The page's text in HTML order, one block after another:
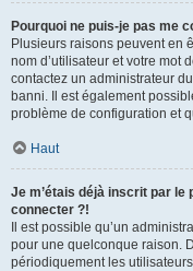
Pourquoi ne puis-je pas me
Plusieurs raisons peuvent en
nom d’utilisateur et votre mot
contactez un administrateur
banni. Il est également
problème de configuration et
Haut
Je m’étais déjà inscrit par le
connecter ?!
Il est possible qu’un
pour une quelconque raison.
périodiquement les